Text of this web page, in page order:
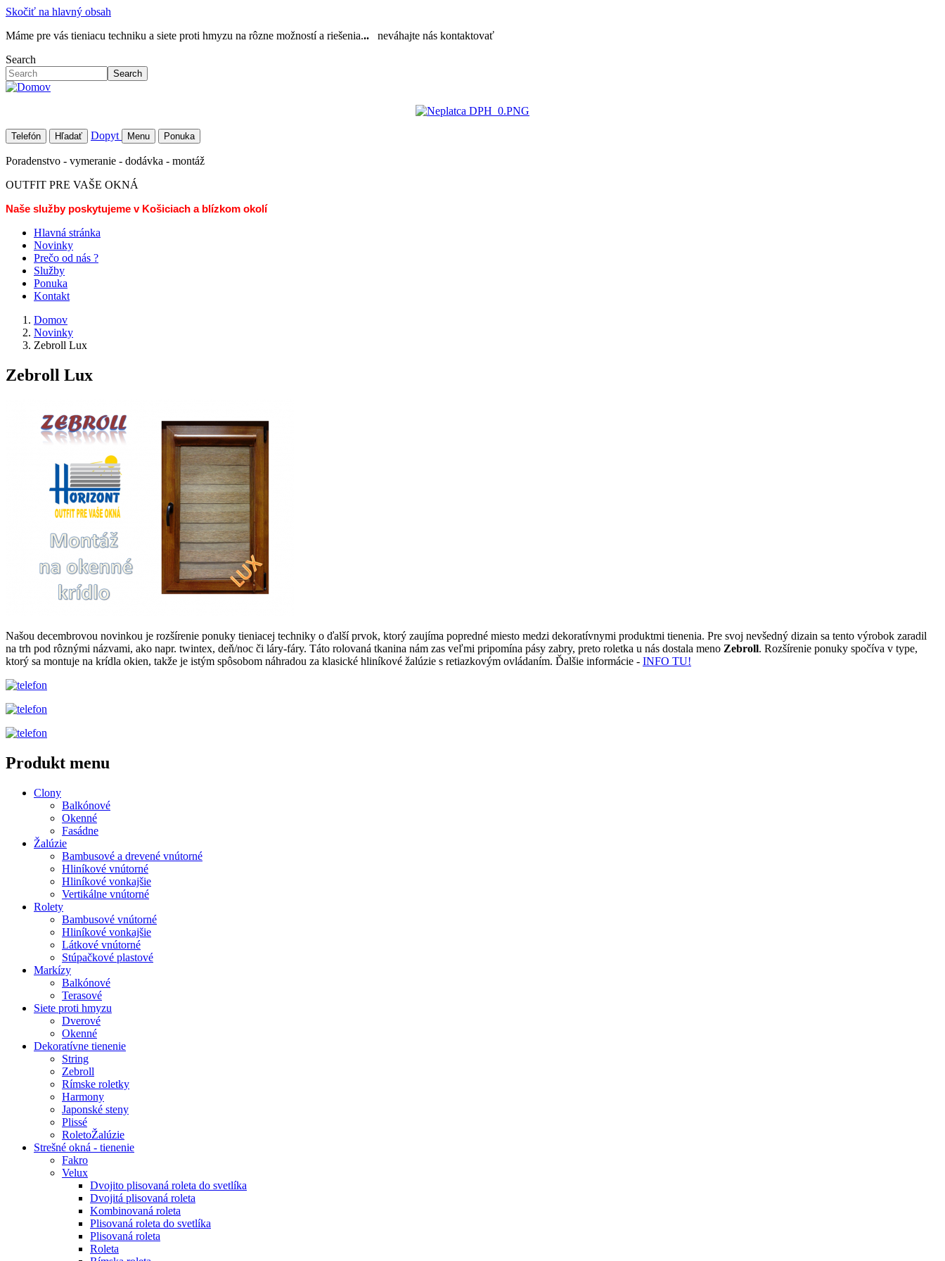
Skočiť na hlavný obsah
Máme pre vás tieniacu techniku a siete proti hmyzu na rôzne možností a riešenia...
neváhajte nás kontaktovať
Search
Search
Telefón Hľadať Dopyt Menu Ponuka
Poradenstvo - vymeranie - dodávka - montáž
OUTFIT PRE VAŠE OKNÁ
Naše služby poskytujeme v Košiciach a blízkom okolí
Hlavná stránka
Novinky
Prečo od nás ?
Služby
Ponuka
Kontakt
Domov
Novinky
Zebroll Lux
Zebroll Lux
Našou decembrovou novinkou je rozšírenie ponuky tieniacej techniky o ďalší prvok, ktorý zaujíma popredné miesto medzi dekoratívnymi produktmi tienenia. Pre svoj nevšedný dizain sa tento výrobok zaradil
na trh pod rôznými názvami, ako napr. twintex, deň/noc či láry-fáry. Táto rolovaná tkanina nám zas veľmi pripomína pásy zabry, preto roletka u nás dostala meno Zebroll. Rozšírenie ponuky spočíva v type,
ktorý sa montuje na krídla okien, takže je istým spôsobom náhradou za klasické hliníkové žalúzie s retiazkovým ovládaním. Ďalšie informácie - INFO TU!
Produkt menu
Clony
Balkónové
Okenné
Fasádne
Žalúzie
Bambusové a drevené vnútorné
Hliníkové vnútorné
Hliníkové vonkajšie
Vertikálne vnútorné
Rolety
Bambusové vnútorné
Hliníkové vonkajšie
Látkové vnútorné
Stúpačkové plastové
Markízy
Balkónové
Terasové
Siete proti hmyzu
Dverové
Okenné
Dekoratívne tienenie
String
Zebroll
Rímske roletky
Harmony
Japonské steny
Plissé
RoletoŽalúzie
Strešné okná - tienenie
Fakro
Velux
Dvojito plisovaná roleta do svetlíka
Dvojitá plisovaná roleta
Kombinovaná roleta
Plisovaná roleta do svetlíka
Plisovaná roleta
Roleta